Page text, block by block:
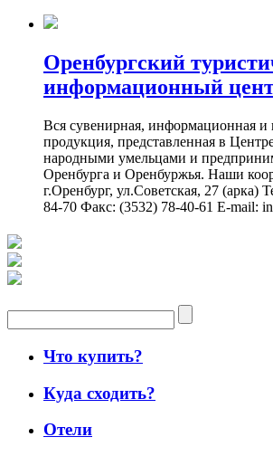
Оренбургский
информационный
Вся сувенирная, информационная и
продукция, представленная в
народными умельцами и
Оренбурга и Оренбуржья. Наши
г.Оренбург, ул.Советская, 27 (арка)
84-70 Факс: (3532) 78-40-61 E-mail:
Что купить?
Куда сходить?
Отели